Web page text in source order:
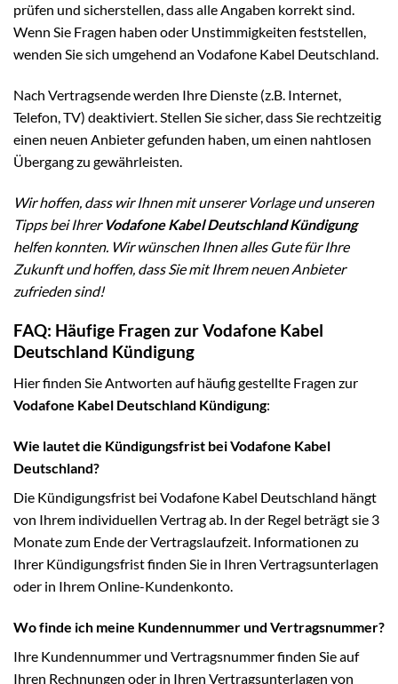
prüfen und sicherstellen, dass alle Angaben korrekt sind.
Wenn Sie Fragen haben oder Unstimmigkeiten feststellen,
wenden Sie sich umgehend an Vodafone Kabel Deutschland.
Nach Vertragsende werden Ihre Dienste (z.B. Internet,
Telefon, TV) deaktiviert. Stellen Sie sicher, dass Sie rechtzeitig
einen neuen Anbieter gefunden haben, um einen nahtlosen
Übergang zu gewährleisten.
Wir hoffen, dass wir Ihnen mit unserer Vorlage und unseren
Tipps bei Ihrer Vodafone Kabel Deutschland Kündigung
helfen konnten. Wir wünschen Ihnen alles Gute für Ihre
Zukunft und hoffen, dass Sie mit Ihrem neuen Anbieter
zufrieden sind!
FAQ: Häufige Fragen zur Vodafone Kabel
Deutschland Kündigung
Hier finden Sie Antworten auf häufig gestellte Fragen zur
Vodafone Kabel Deutschland Kündigung:
Wie lautet die Kündigungsfrist bei Vodafone Kabel
Deutschland?
Die Kündigungsfrist bei Vodafone Kabel Deutschland hängt
von Ihrem individuellen Vertrag ab. In der Regel beträgt sie 3
Monate zum Ende der Vertragslaufzeit. Informationen zu
Ihrer Kündigungsfrist finden Sie in Ihren Vertragsunterlagen
oder in Ihrem Online-Kundenkonto.
Wo finde ich meine Kundennummer und Vertragsnummer?
Ihre Kundennummer und Vertragsnummer finden Sie auf
Ihren Rechnungen oder in Ihren Vertragsunterlagen von